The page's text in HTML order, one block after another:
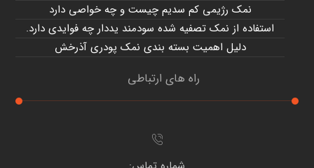
نمک رژیمی کم سدیم چیست و چه خواصی دارد
استفاده از نمک تصفیه شده سودمند یددار چه فوایدی دارد.
دلیل اهمیت بسته بندی نمک پودری آذرخش
راه های ارتباطی